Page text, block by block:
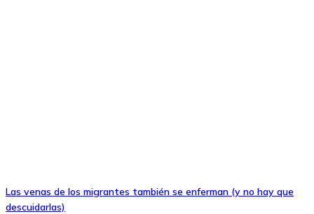
Las venas de los migrantes también se enferman (y no hay que
descuidarlas)